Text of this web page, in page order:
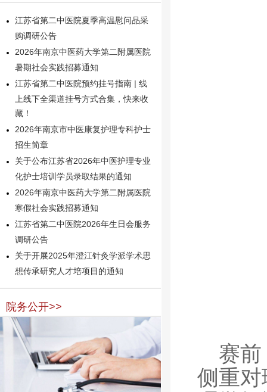
江苏省第二中医院夏季高温慰问品采
购调研公告
2026年南京中医药大学第二附属医院
暑期社会实践招募通知
江苏省第二中医院预约挂号指南 | 线
上线下全渠道挂号方式合集，快来收
藏！
2026年南京市中医康复护理专科护士
招生简章
关于公布江苏省2026年中医护理专业
化护士培训学员录取结果的通知
2026年南京中医药大学第二附属医院
寒假社会实践招募通知
江苏省第二中医院2026年生日会服务
调研公告
关于开展2025年澄江针灸学派学术思
想传承研究人才培项目的通知
院务公开>>
赛
侧重